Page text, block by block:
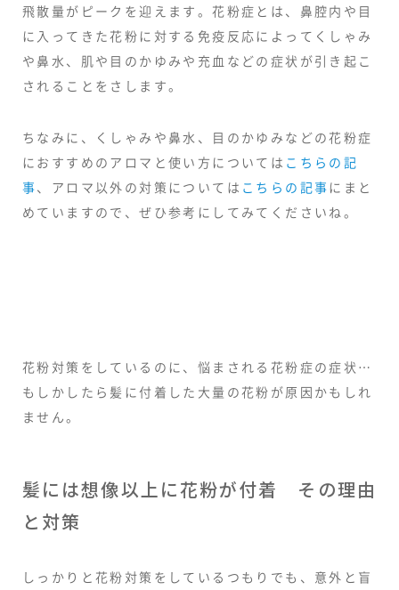
飛散量がピークを迎えます。花粉症とは、鼻腔内や目
に入ってきた花粉に対する免疫反応によってくしゃみ
や鼻水、肌や目のかゆみや充血などの症状が引き起こ
されることをさします。
ちなみに、くしゃみや鼻水、目のかゆみなどの花粉症
におすすめのアロマと使い方については こちらの記
事、アロマ以外の対策については こちらの記事にまと
めていますので、ぜひ参考にしてみてくださいね。
花粉対策をしているのに、悩まされる花粉症の症状…
もしかしたら髪に付着した大量の花粉が原因かもしれ
ません。
髪には想像以上に花粉が付着 その理由
と対策
しっかりと花粉対策をしているつもりでも、意外と盲